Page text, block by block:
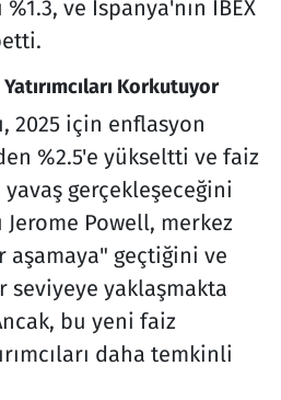
%1.3, ve İspanya'nın IBEX
Korkutuyor
2025 için enflasyon
%2.5'e yükseltti ve faiz
gerçekleşeceğini
Powell, merkez
aşamaya" geçtiğini ve
seviyeye yaklaşmakta
bu yeni faiz
daha temkinli